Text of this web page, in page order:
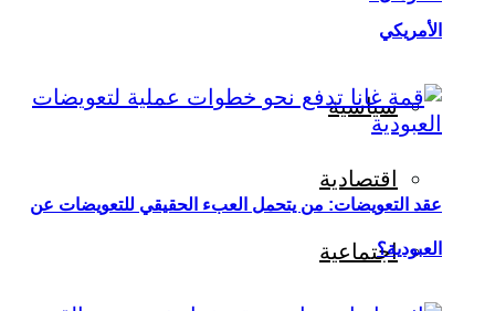
سياسية
اقتصادية
اجتماعية
الأمريكي
عقد التعويضات: من يتحمل العبء الحقيقي للتعويضات عن
العبودية؟